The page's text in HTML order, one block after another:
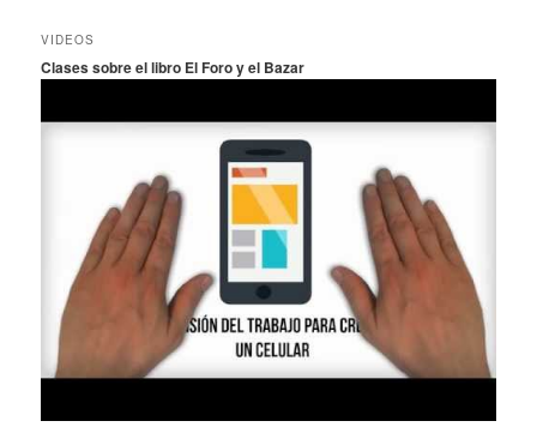
c
r
VIDEOS
Clases sobre el libro El Foro y el Bazar